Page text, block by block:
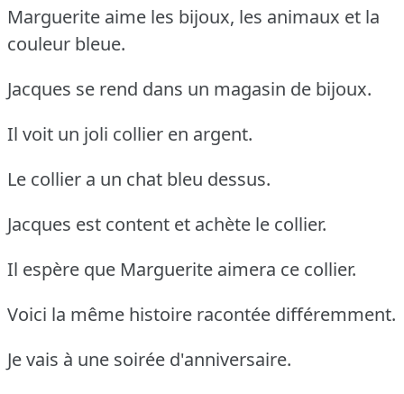
Marguerite aime les bijoux, les animaux et la
couleur bleue.
Jacques se rend dans un magasin de bijoux.
Il voit un joli collier en argent.
Le collier a un chat bleu dessus.
Jacques est content et achète le collier.
Il espère que Marguerite aimera ce collier.
Voici la même histoire racontée différemment.
Je vais à une soirée d'anniversaire.